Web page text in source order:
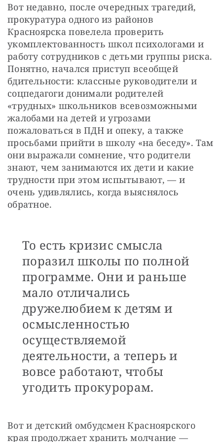
Вот недавно, после очередных трагедий,
прокуратура одного из районов
Красноярска повелела проверить
укомплектованность школ психологами и
работу сотрудников с детьми группы риска.
Понятно, начался приступ всеобщей
бдительности: классные руководители и
соцпедагоги донимали родителей
«трудных» школьников всевозможными
жалобами на детей и угрозами
пожаловаться в ПДН и опеку, а также
просьбами прийти в школу «на беседу». Там
они выражали сомнение, что родители
знают, чем занимаются их дети и какие
трудности при этом испытывают, — и
очень удивлялись, когда выяснялось
обратное.
То есть кризис смысла
поразил школы по полной
программе. Они и раньше
мало отличались
дружелюбием к детям и
осмысленностью
осуществляемой
деятельности, а теперь и
вовсе работают, чтобы
угодить прокурорам.
Вот и детский омбудсмен Красноярского
края продолжает хранить молчание —